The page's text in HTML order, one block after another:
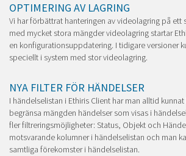
OPTIMERING AV LAGRING
Vi har förbättrat hanteringen av videolagring på ett
med mycket stora mängder videolagring startar
en konfigurationsuppdatering. I tidigare versioner
speciellt i system med stor videolagring.
NYA FILTER FÖR HÄNDELSER
I händelselistan i Ethiris Client har man alltid
begränsa mängden händelser som visas i
fler filtreringsmöjligheter: Status, Objekt och
motsvarande kolumner i händelselistan och man
samtliga förekomster i händelselistan.